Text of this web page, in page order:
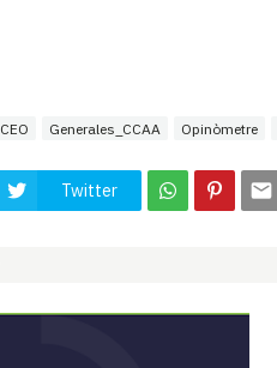
CEO Generales_CCAA Opinòmetre
Twitter